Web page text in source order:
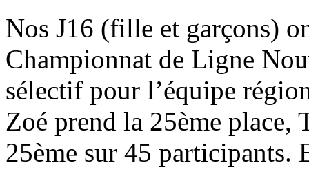
Nos J16 (fille et garçons)
Championnat de Ligne
sélectif pour l’équipe
Zoé prend la 25ème
25ème sur 45 participants.